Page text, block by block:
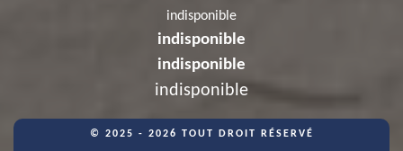
indisponible
indisponible
indisponible
indisponible
© 2025 - 2026 TOUT DROIT RÉSERVÉ